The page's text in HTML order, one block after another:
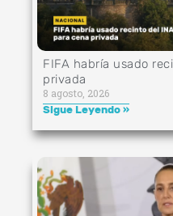
FIFA habría usado
privada
8 agosto, 2026
Sigue Leyendo »